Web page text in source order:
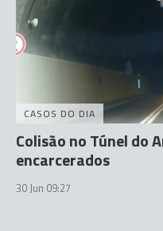
CASOS DO DIA
Colisão no Túnel do
encarcerados
30 Jun 09:27